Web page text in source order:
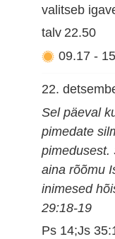
valitseb
talv 22.50
09.17 -
22.
Sel päeval
pimedate
pimedusest.
aina rõõmu
inimesed
29:18-19
Ps 14;Js